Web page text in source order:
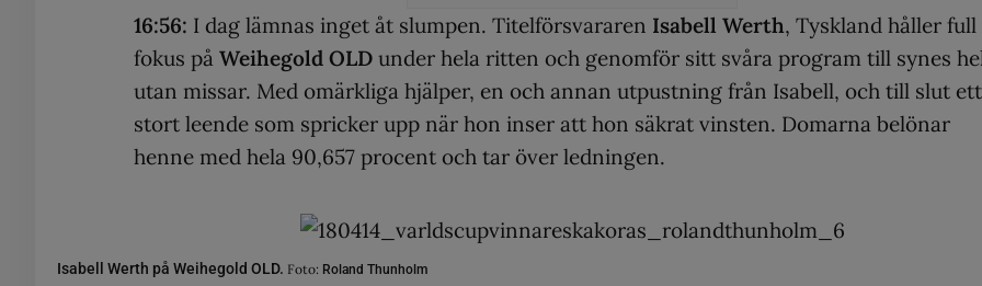
16:56: I dag lämnas inget åt slumpen. Titelförsvararen Isabell Werth, Tyskland håller full
fokus på Weihegold OLD under hela ritten och genomför sitt svåra program till synes
utan missar. Med omärkliga hjälper, en och annan utpustning från Isabell, och till slut ett
stort leende som spricker upp när hon inser att hon säkrat vinsten. Domarna belönar
henne med hela 90,657 procent och tar över ledningen.
Isabell Werth på Weihegold OLD. Foto: Roland Thunholm